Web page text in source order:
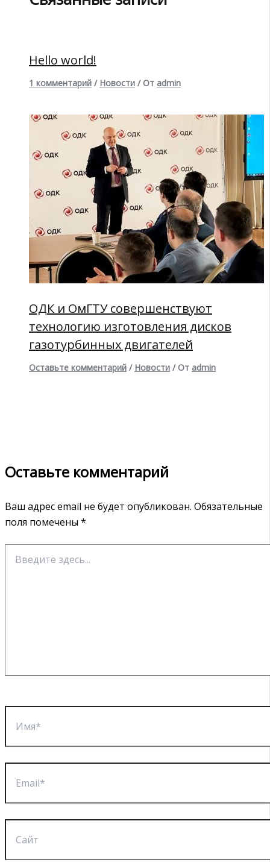
Hello world!
1 комментарий / Новости / От admin
ОДК и ОмГТУ совершенствуют
технологию изготовления дисков
газотурбинных двигателей
Оставьте комментарий / Новости / От admin
Оставьте комментарий
Ваш адрес email не будет опубликован. Обязательные
поля помечены *
здесь...